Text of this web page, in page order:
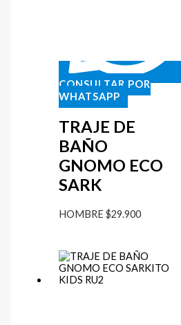
CONSULTAR POR
WHATSAPP
TRAJE DE
BAÑO
GNOMO ECO
SARK
HOMBRE$29.900